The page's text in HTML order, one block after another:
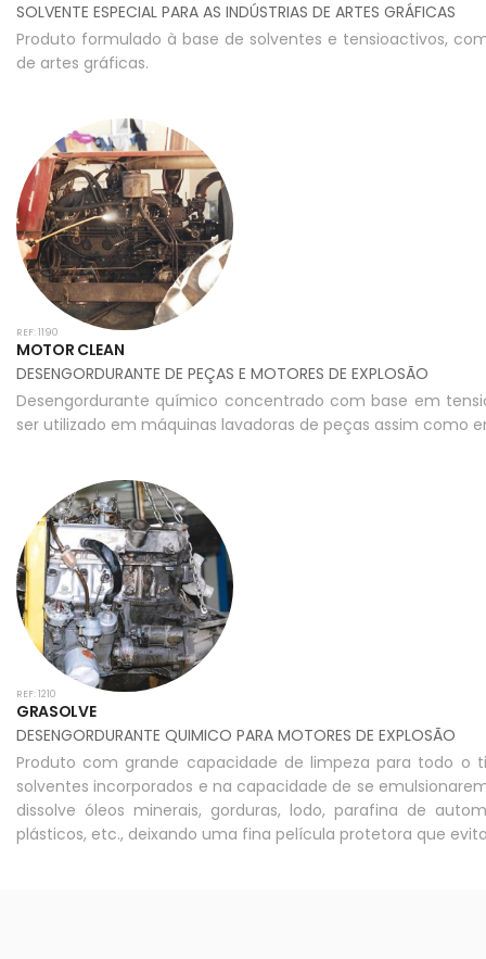
SOLVENTE ESPECIAL PARA AS INDÚSTRIAS DE ARTES GRÁFICAS
Produto formulado à base de solventes e tensioactivos,
de artes gráficas.
REF: 1190
MOTOR CLEAN
DESENGORDURANTE DE PEÇAS E MOTORES DE EXPLOSÃO
Desengordurante químico concentrado com base em
ser utilizado em máquinas lavadoras de peças assim como
REF: 1210
GRASOLVE
DESENGORDURANTE QUIMICO PARA MOTORES DE EXPLOSÃO
Produto com grande capacidade de limpeza para todo o
solventes incorporados e na capacidade de se
dissolve óleos minerais, gorduras, lodo, parafina de
plásticos, etc., deixando uma fina película protetora que